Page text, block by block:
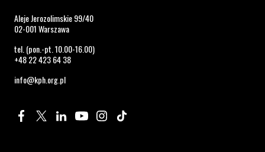
Aleje Jerozolimskie 99/40
02-001 Warszawa
tel. (pon.-pt. 10.00-16.00)
+48 22 423 64 38
info@kph.org.pl
Profil na Facebook. Strona otwiera się w nowym oknie.
Profil na Twitter. Strona otwiera się w nowym oknie.
Profil na LinkedIn. Strona otwiera się w nowym oknie.
Profil na YouTube. Strona otwiera się w nowym
Profil na Instagram. Strona otwiera się